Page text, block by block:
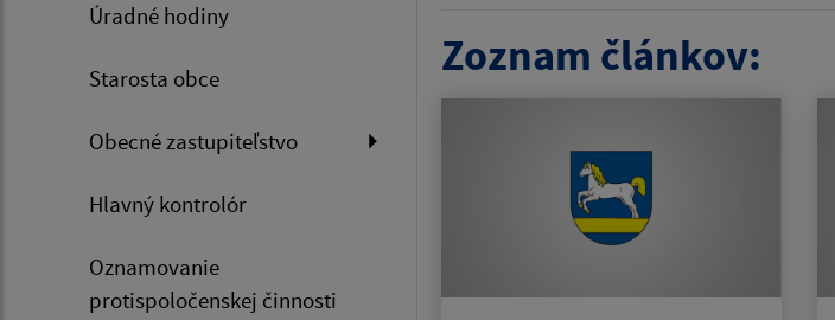
Úradné hodiny
Starosta obce
Obecné zastupiteľstvo
Hlavný kontrolór
Oznamovanie
protispoločenskej činnosti
Zoznam článkov: